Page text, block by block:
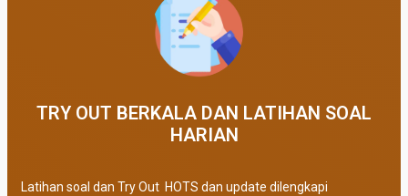
TRY OUT BERKALA DAN LATIHAN SOAL
HARIAN
Latihan soal dan Try Out HOTS dan update dilengkapi